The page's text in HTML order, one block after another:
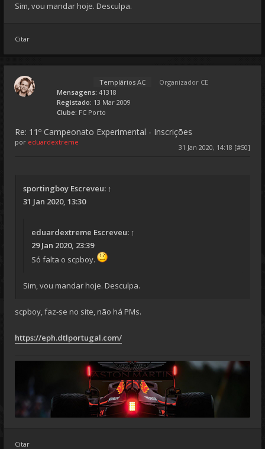
Sim, vou mandar hoje. Desculpa.
Citar
Templários AC
Organizador CE
Mensagens: 41318
Registado: 13 Mar 2009
Clube: FC Porto
Re: 11º Campeonato Experimental - Inscrições
31 Jan 2020, 14:18 [#50]
por eduardextreme
sportingboy Escreveu: ↑
31 Jan 2020, 13:30
eduardextreme Escreveu: ↑
29 Jan 2020, 23:39
Só falta o scpboy.
Sim, vou mandar hoje. Desculpa.
scpboy, faz-se no site, não há PMs.
https://eph.dtlportugal.com/
Citar